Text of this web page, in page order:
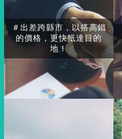
＃出差跨縣市，以搭高鐵
的價格，更快抵達目的
地！